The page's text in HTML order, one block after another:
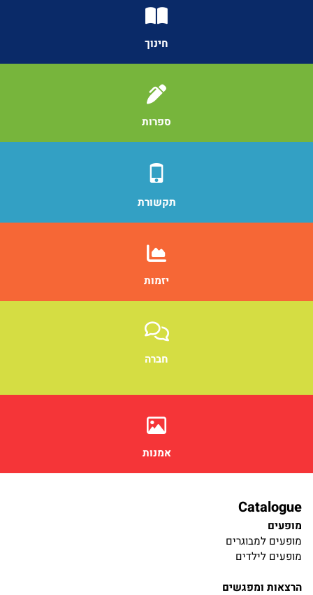
חינוך
ספרות
תקשורת
יזמות
חברה
אמנות
Catalogue
מופעים
מופעים למבוגרים
מופעים לילדים
הרצאות ומפגשים